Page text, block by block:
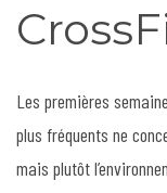
Les premières
plus fréquents ne
mais plutôt